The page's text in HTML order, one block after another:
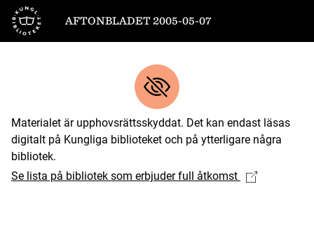
Till startsidan
AFTONBLADET 2005-05-07
Materialet är upphovsrättsskyddat. Det kan endast läsas
digitalt på Kungliga biblioteket och på ytterligare några
bibliotek.
Se lista på bibliotek som erbjuder full åtkomst